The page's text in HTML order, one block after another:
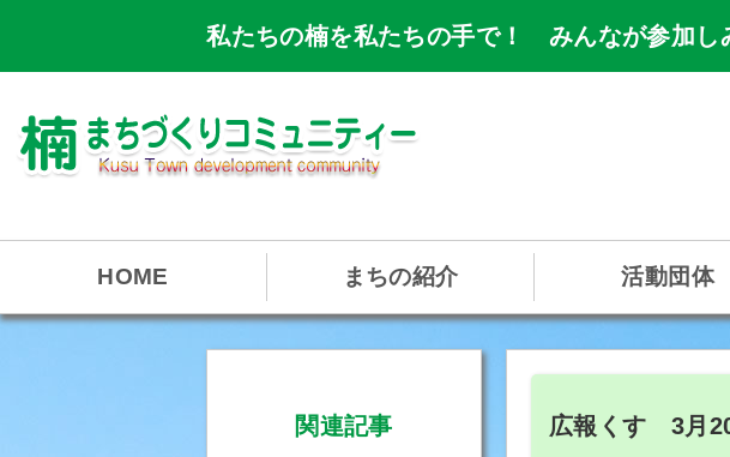
私たちの楠を私たちの手で！ みんなが参加
HOME まちの紹介 活動団体
広報くす 3月
関連記事